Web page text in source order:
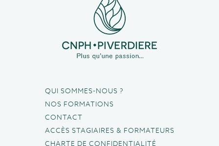
QUI SOMMES-NOUS ?
NOS FORMATIONS
CONTACT
ACCÈS STAGIAIRES & FORMATEURS
CHARTE DE CONFIDENTIALITÉ